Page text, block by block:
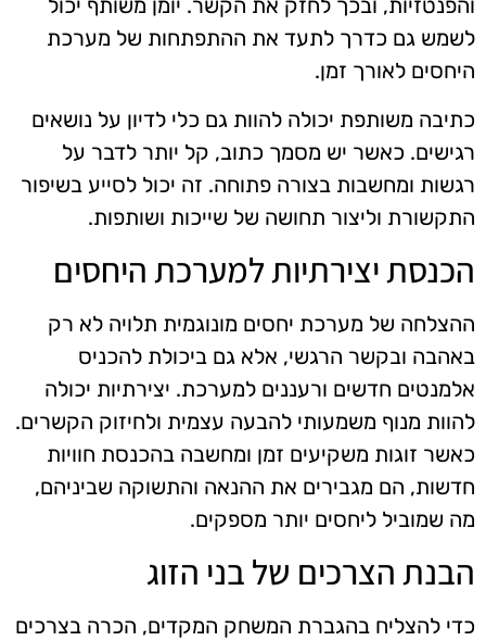
והפנטזיות, ובכך לחזק את הקשר. יומן משותף יכול
לשמש גם כדרך לתעד את ההתפתחות של מערכת
היחסים לאורך זמן.
כתיבה משותפת יכולה להוות גם כלי לדיון על נושאים
רגישים. כאשר יש מסמך כתוב, קל יותר לדבר על
רגשות ומחשבות בצורה פתוחה. זה יכול לסייע בשיפור
התקשורת וליצור תחושה של שייכות ושותפות.
הכנסת יצירתיות למערכת היחסים
ההצלחה של מערכת יחסים מונוגמית תלויה לא רק
באהבה ובקשר הרגשי, אלא גם ביכולת להכניס
אלמנטים חדשים ורעננים למערכת. יצירתיות יכולה
להוות מנוף משמעותי להבעה עצמית ולחיזוק הקשרים.
כאשר זוגות משקיעים זמן ומחשבה בהכנסת חוויות
חדשות, הם מגבירים את ההנאה והתשוקה שביניהם,
מה שמוביל ליחסים יותר מספקים.
הבנת הצרכים של בני הזוג
כדי להצליח בהגברת המשחק המקדים, הכרה בצרכים